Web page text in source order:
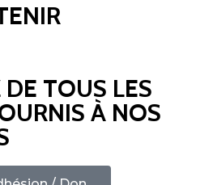
TOUS LES
À NOS